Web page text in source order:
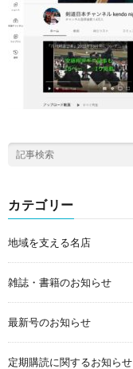
カテゴリー
地域を支える名店
雑誌・書籍のお知らせ
最新号のお知らせ
定期購読に関するお知らせ